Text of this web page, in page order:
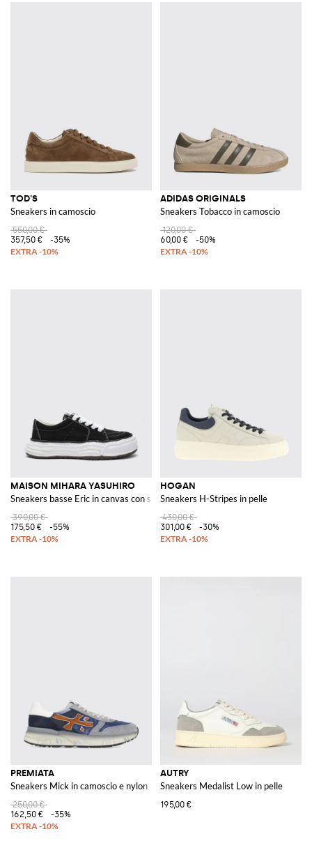
TOD'S
Sneakers in camoscio
550,00 €
357,50 €
-35%
ADIDAS ORIGINALS
Sneakers Tobacco in camoscio
120,00 €
60,00 €
-50%
MAISON MIHARA YASUHIRO
Sneakers basse Eric in canvas con suola platform
390,00 €
175,50 €
-55%
HOGAN
Sneakers H-Stripes in pelle
430,00 €
301,00 €
-30%
PREMIATA
Sneakers Mick in camoscio e nylon
250,00 €
162,50 €
-35%
AUTRY
Sneakers Medalist Low in pelle
195,00 €